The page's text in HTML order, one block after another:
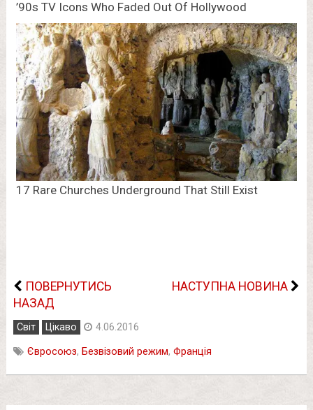
ПОВЕРНУТИСЬ
НАЗАД
НАСТУПНА НОВИНА
Світ Цікаво 4.06.2016
Євросоюз, Безвізовий режим, Франція